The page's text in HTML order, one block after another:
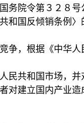
务院令第３２８
国反倾销条例〉
，根据《中华人
共和国市场，并
对建立国内产业